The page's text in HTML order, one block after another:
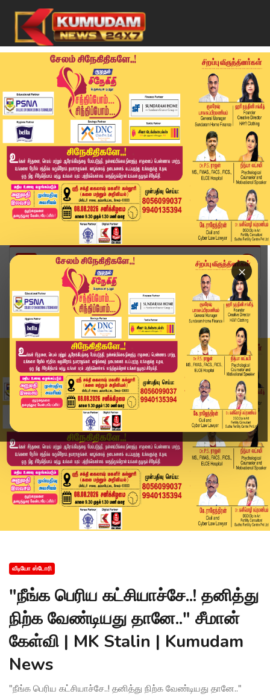
×
Home
வீடியோ ஸ்டோரி
"நீங்க பெரிய கட்சியாச்சே..! தனித்து நிற்க வேண்ட...
வீடியோ ஸ்டோரி
"நீங்க பெரிய கட்சியாச்சே..! தனித்து
நிற்க வேண்டியது தானே.." சீமான்
கேள்வி | MK Stalin | Kumudam
News
"நீங்க பெரிய கட்சியாச்சே..! தனித்து நிற்க வேண்டியது தானே.."